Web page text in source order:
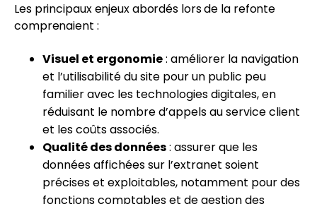
Les principaux enjeux abordés lors de la refonte
comprenaient :
Visuel et ergonomie: améliorer la navigation
et l’utilisabilité du site pour un public peu
familier avec les technologies digitales, en
réduisant le nombre d’appels au service client
et les coûts associés.
Qualité des données: assurer que les
données affichées sur l’extranet soient
précises et exploitables, notamment pour des
fonctions comptables et de gestion des